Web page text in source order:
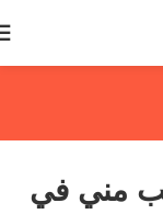
مني في